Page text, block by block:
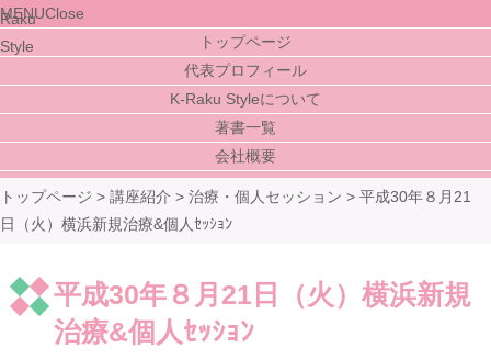
MENUClose
トップページ
代表プロフィール
K-Raku Styleについて
著書一覧
会社概要
トップページ > 講座紹介 > 治療・個人セッション > 平成30年８月21
日（火）横浜新規治療&個人ｾｯｼｮﾝ
平成30年８月21日（火）横浜新規
治療&個人ｾｯｼｮﾝ